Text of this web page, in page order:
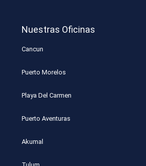
Nuestras Oficinas
Cancun
Puerto Morelos
Playa Del Carmen
Puerto Aventuras
Akumal